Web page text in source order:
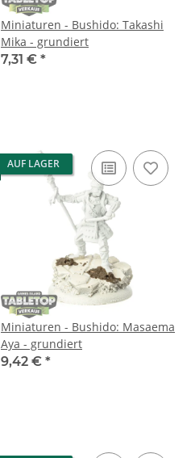
Miniaturen - Bushido: Takashi
Mika - grundiert
7,31 € *
AUF LAGER
Miniaturen - Bushido: Masaema
Aya - grundiert
9,42 € *